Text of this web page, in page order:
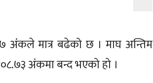
अंकले मात्र बढेको छ । माघ अन्तिम
अंकमा बन्द भएको हो ।